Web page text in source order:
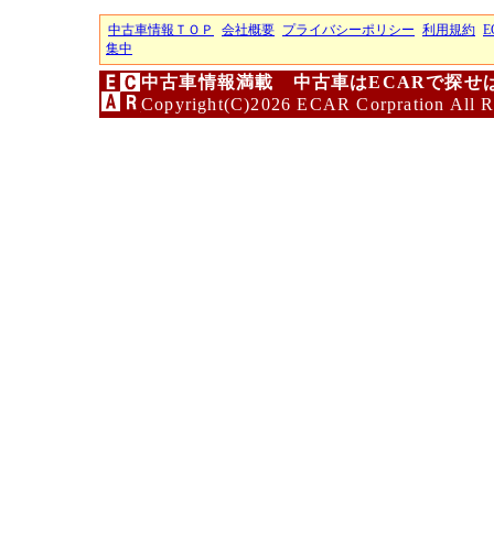
中古車情報ＴＯＰ 会社概要 プライバシーポリシー 利用規約
集中
中古車情報満載 中古車はECARで探せ
Copyright(C)2026 ECAR Corpration All